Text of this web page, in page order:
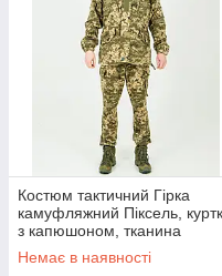
Костюм тактичний Гірка
камуфляжний Піксель,
з капюшоном, тканина
ріпстоп
44/46,48/50,52/54,56/58 р-р
Немає в наявності